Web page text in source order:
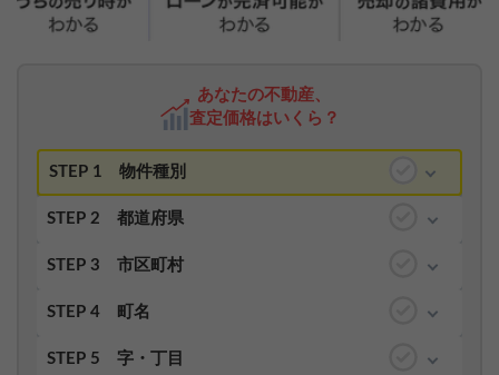
あなたの不動産、
査定価格はいくら？
STEP 1 物件種別
STEP 2 都道府県
STEP 3 市区町村
STEP 4 町名
STEP 5 字・丁目